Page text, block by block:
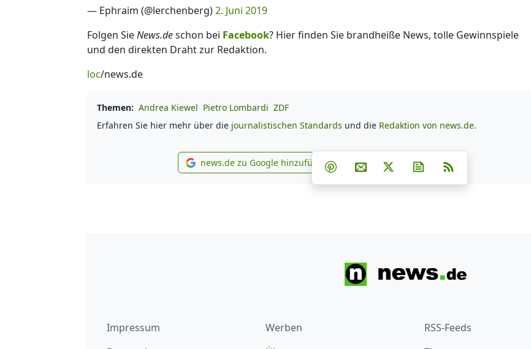
— Ephraim (@lerchenberg)2. Juni 2019
Folgen SieNews.deschon bei Facebook? Hier finden Sie brandheiße News, tolle Gewinnspiele
und den direkten Draht zur Redaktion.
loc/news.de
Themen: Andrea Kiewel Pietro Lombardi ZDF
Erfahren Sie hier mehr über die journalistischen Standards und die Redaktion von news.de.
news.de zu Google hinzufügen
news.de zu Google hinzufügen Teilen auf Facebook
Teilen auf Whatsapp
Teilen auf Telegram
Teilen auf Pinterest
Per E-Mail teilen
Post auf XNewsletter abonnieren
Impressum
Werben
RSS-Feeds